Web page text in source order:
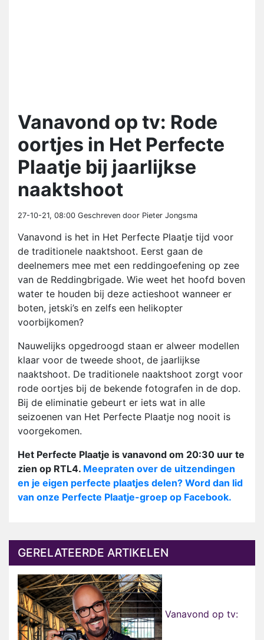
Vanavond op tv: Rode
oortjes in Het Perfecte
Plaatje bij jaarlijkse
naaktshoot
27-10-21, 08:00 Geschreven door Pieter Jongsma
Vanavond is het in Het Perfecte Plaatje tijd voor
de traditionele naaktshoot. Eerst gaan de
deelnemers mee met een reddingoefening op zee
van de Reddingbrigade. Wie weet het hoofd boven
water te houden bij deze actieshoot wanneer er
boten, jetski’s en zelfs een helikopter
voorbijkomen?
Nauwelijks opgedroogd staan er alweer modellen
klaar voor de tweede shoot, de jaarlijkse
naaktshoot. De traditionele naaktshoot zorgt voor
rode oortjes bij de bekende fotografen in de dop.
Bij de eliminatie gebeurt er iets wat in alle
seizoenen van Het Perfecte Plaatje nog nooit is
voorgekomen.
Het Perfecte Plaatje is vanavond om 20:30 uur te
zien op RTL4. Meepraten over de uitzendingen
en je eigen perfecte plaatjes delen? Word dan lid
van onze Perfecte Plaatje-groep op Facebook.
GERELATEERDE ARTIKELEN
Vanavond op tv: